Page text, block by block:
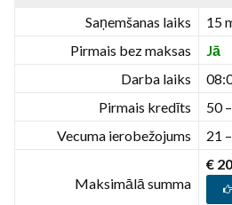
Saņemšanas laiks
15
Pirmais bez maksas
Jā
Darba laiks
Pirmais kredīts
50
Vecuma ierobežojums
21
Maksimālā summa
€